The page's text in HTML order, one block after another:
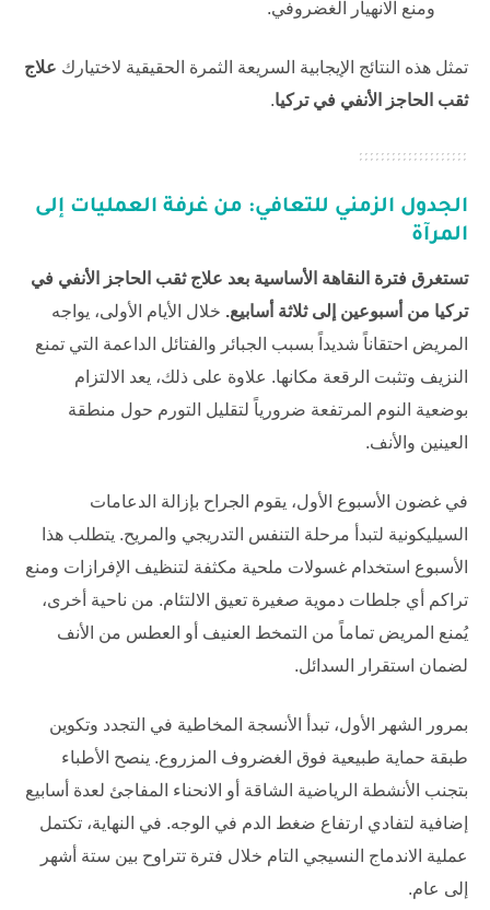
ومنع الانهيار الغضروفي.
تمثل هذه النتائج الإيجابية السريعة الثمرة الحقيقية لاختيارك علاج
ثقب الحاجز الأنفي في تركيا.
الجدول الزمني للتعافي: من غرفة العمليات إلى
المرآة
تستغرق فترة النقاهة الأساسية بعد علاج ثقب الحاجز الأنفي في
تركيا من أسبوعين إلى ثلاثة أسابيع. خلال الأيام الأولى، يواجه
المريض احتقاناً شديداً بسبب الجبائر والفتائل الداعمة التي تمنع
النزيف وتثبت الرقعة مكانها. علاوة على ذلك، يعد الالتزام
بوضعية النوم المرتفعة ضرورياً لتقليل التورم حول منطقة
العينين والأنف.
في غضون الأسبوع الأول، يقوم الجراح بإزالة الدعامات
السيليكونية لتبدأ مرحلة التنفس التدريجي والمريح. يتطلب هذا
الأسبوع استخدام غسولات ملحية مكثفة لتنظيف الإفرازات ومنع
تراكم أي جلطات دموية صغيرة تعيق الالتئام. من ناحية أخرى،
يُمنع المريض تماماً من التمخط العنيف أو العطس من الأنف
لضمان استقرار السدائل.
بمرور الشهر الأول، تبدأ الأنسجة المخاطية في التجدد وتكوين
طبقة حماية طبيعية فوق الغضروف المزروع. ينصح الأطباء
بتجنب الأنشطة الرياضية الشاقة أو الانحناء المفاجئ لعدة أسابيع
إضافية لتفادي ارتفاع ضغط الدم في الوجه. في النهاية، تكتمل
عملية الاندماج النسيجي التام خلال فترة تتراوح بين ستة أشهر
إلى عام.